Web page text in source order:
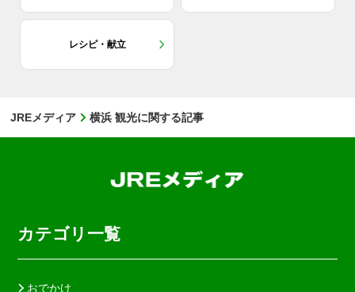
レシピ・献立
JREメディア 横浜 観光に関する記事
カテゴリ一覧
おでかけ